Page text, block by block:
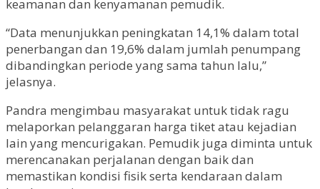
keamanan dan kenyamanan pemudik.
“Data menunjukkan peningkatan 14,1% dalam total
penerbangan dan 19,6% dalam jumlah penumpang
dibandingkan periode yang sama tahun lalu,”
jelasnya.
Pandra mengimbau masyarakat untuk tidak ragu
melaporkan pelanggaran harga tiket atau kejadian
lain yang mencurigakan. Pemudik juga diminta untuk
merencanakan perjalanan dengan baik dan
memastikan kondisi fisik serta kendaraan dalam